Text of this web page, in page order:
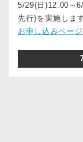
5/29(日)12:00～
先行)を実施しま
お申し込みペー